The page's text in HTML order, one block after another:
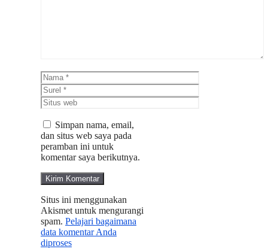
Nama
Surel
Situs
web
Simpan nama, email,
dan situs web saya pada
peramban ini untuk
komentar saya berikutnya.
Situs ini menggunakan
Akismet untuk mengurangi
spam. Pelajari bagaimana
data komentar Anda
diproses